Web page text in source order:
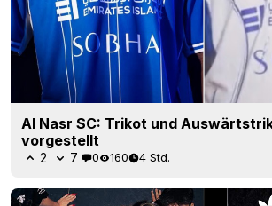
Al Nasr SC: Trikot und
vorgestellt
2 7 0 160 4 Std.